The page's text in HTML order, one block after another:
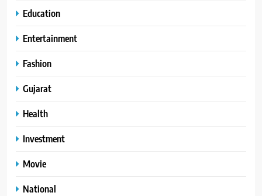
Education
Entertainment
Fashion
Gujarat
Health
Investment
Movie
National